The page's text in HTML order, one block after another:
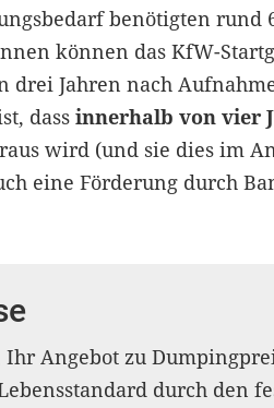
benötigten rund
können das KfW-
Jahren nach
dass innerhalb von vier
wird (und sie dies im
eine Förderung durch
Ihr Angebot zu
durch den